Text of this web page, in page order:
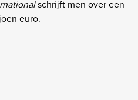
schrijft men over een
euro.